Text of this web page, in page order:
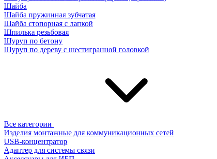
Шайба
Шайба пружинная зубчатая
Шайба стопорная с лапкой
Шпилька резьбовая
Шуруп по бетону
Шуруп по дереву с шестигранной головкой
Все категории
Изделия монтажные для коммуникационных сетей
USB-концентратор
Адаптер для системы связи